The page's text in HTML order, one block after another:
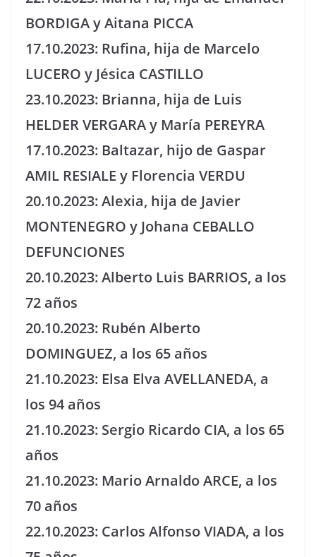
BORDIGA y Aitana PICCA
17.10.2023: Rufina, hija de Marcelo
LUCERO y Jésica CASTILLO
23.10.2023: Brianna, hija de Luis
HELDER VERGARA y María PEREYRA
17.10.2023: Baltazar, hijo de Gaspar
AMIL RESIALE y Florencia VERDU
20.10.2023: Alexia, hija de Javier
MONTENEGRO y Johana CEBALLO
DEFUNCIONES
20.10.2023: Alberto Luis BARRIOS, a los
72 años
20.10.2023: Rubén Alberto
DOMINGUEZ, a los 65 años
21.10.2023: Elsa Elva AVELLANEDA, a
los 94 años
21.10.2023: Sergio Ricardo CIA, a los 65
años
21.10.2023: Mario Arnaldo ARCE, a los
70 años
22.10.2023: Carlos Alfonso VIADA, a los